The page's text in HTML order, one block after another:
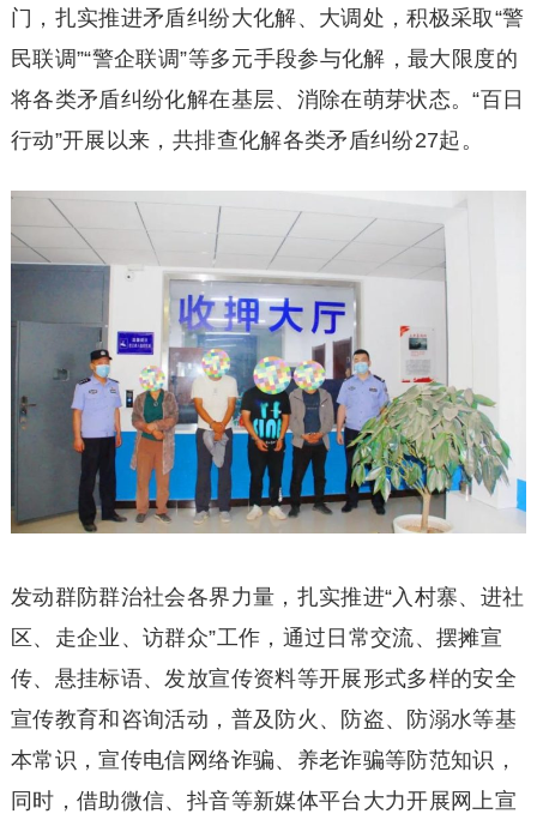
门，扎实推进矛盾纠纷大化解、大调处，积极采取“警
民联调”“警企联调”等多元手段参与化解，最大限度的
将各类矛盾纠纷化解在基层、消除在萌芽状态。“百日
行动”开展以来，共排查化解各类矛盾纠纷27起。
发动群防群治社会各界力量，扎实推进“入村寨、进社
区、走企业、访群众”工作，通过日常交流、摆摊宣
传、悬挂标语、发放宣传资料等开展形式多样的安全
宣传教育和咨询活动，普及防火、防盗、防溺水等基
本常识，宣传电信网络诈骗、养老诈骗等防范知识，
同时，借助微信、抖音等新媒体平台大力开展网上宣